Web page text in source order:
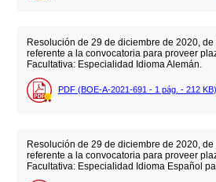
Resolución de 29 de diciembre de 2020,
referente a la convocatoria para proveer
Facultativa: Especialidad Idioma Alemán.
PDF (BOE-A-2021-691 - 1 pág. - 212 KB)
Resolución de 29 de diciembre de 2020,
referente a la convocatoria para proveer
Facultativa: Especialidad Idioma Español